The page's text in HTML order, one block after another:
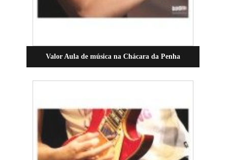
Valor Aula de música na Chácara da Penha